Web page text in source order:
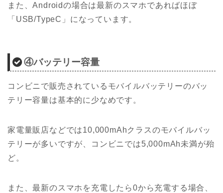
また、Androidの場合は最新のスマホであればほぼ
「USB/TypeC」になっています。
④バッテリー容量
コンビニで販売されているモバイルバッテリーのバッ
テリー容量は基本的に少なめです。
家電量販店などでは10,000mAhクラスのモバイルバッ
テリーが多いですが、コンビニでは5,000mAh未満が殆
ど。
また、最新のスマホを充電したら0から充電する場合、